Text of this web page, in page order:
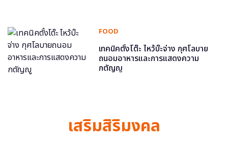
FOOD
เทคนิคตั้งโต๊ะ ไหว้บ๊ะจ่าง กุศโลบาย
ถนอมอาหารและการแสดงความ
กตัญญู
เสริมสิริมงคล